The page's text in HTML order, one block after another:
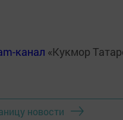
канал «Кукмор
новости